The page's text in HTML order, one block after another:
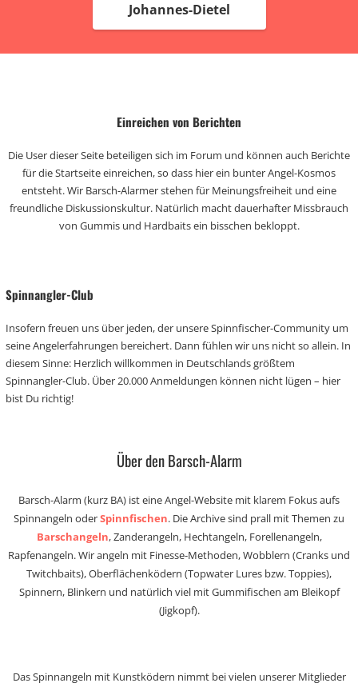
Johannes-Dietel
Einreichen von Berichten
Die User dieser Seite beteiligen sich im Forum und können auch Berichte
für die Startseite einreichen, so dass hier ein bunter Angel-Kosmos
entsteht. Wir Barsch-Alarmer stehen für Meinungsfreiheit und eine
freundliche Diskussionskultur. Natürlich macht dauerhafter Missbrauch
von Gummis und Hardbaits ein bisschen bekloppt.
Spinnangler-Club
Insofern freuen uns über jeden, der unsere Spinnfischer-Community um
seine Angelerfahrungen bereichert. Dann fühlen wir uns nicht so allein. In
diesem Sinne: Herzlich willkommen in Deutschlands größtem
Spinnangler-Club. Über 20.000 Anmeldungen können nicht lügen – hier
bist Du richtig!
Über den Barsch-Alarm
Barsch-Alarm (kurz BA) ist eine Angel-Website mit klarem Fokus aufs
Spinnangeln oderSpinnfischen. Die Archive sind prall mit Themen zu
Barschangeln, Zanderangeln, Hechtangeln, Forellenangeln,
Rapfenangeln. Wir angeln mit Finesse-Methoden, Wobblern (Cranks und
Twitchbaits), Oberflächenködern (Topwater Lures bzw. Toppies),
Spinnern, Blinkern und natürlich viel mit Gummifischen am Bleikopf
(Jigkopf).
Das Spinnangeln mit Kunstködern nimmt bei vielen unserer Mitglieder